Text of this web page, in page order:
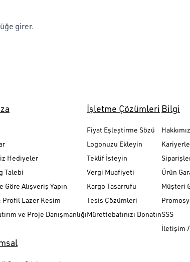
girer.
Hediyeler
Talebi
Göre Alışveriş Yapın
Profil Lazer Kesim
ve Proje Danışmanlığı
İşletme Çözümleri
Fiyat Eşleştirme Sözü
Logonuzu Ekleyin
Teklif İsteyin
Vergi Muafiyeti
Kargo Tasarrufu
Tesis Çözümleri
Mürettebatınızı Donatın
Bilgi
Ürün
Müşteri
SSS
İletişim